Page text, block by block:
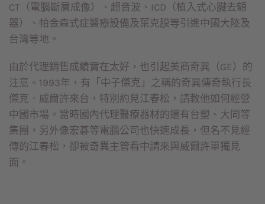
CT（電腦斷層成像）、超音波、ICD（植入式心臟去顫
器）、帕金森式症醫療設備及葉克膜等引進中國大陸及
台灣等地。
由於代理銷售成績實在太好，也引起美商奇異（GE）的
注意。1993年，有「中子傑克」之稱的奇異傳奇執行長
傑克．威爾許來台，特別約見江春松，請教他如何經營
中國市場。當時國內代理醫療器材的還有台塑、大同等
集團，另外像宏碁等電腦公司也快速成長，但名不見經
傳的江春松，卻被奇異主管看中請來與威爾許單獨見
面。